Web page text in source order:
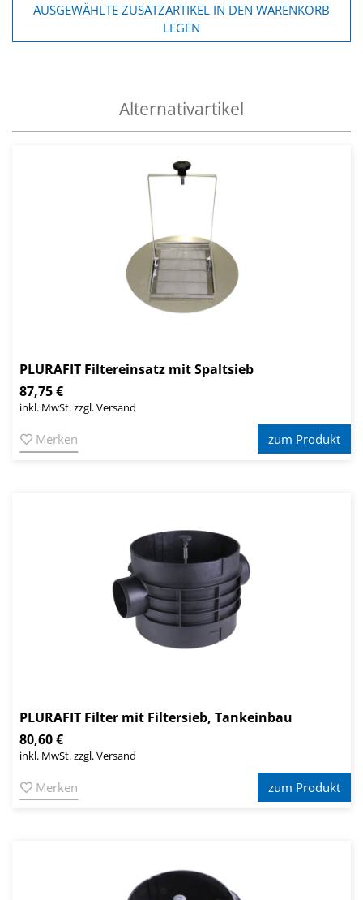
AUSGEWÄHLTE ZUSATZARTIKEL IN DEN WARENKORB
LEGEN
Alternativartikel
PLURAFIT Filtereinsatz mit Spaltsieb
87,75 €
inkl. MwSt. zzgl. Versand
Merken zum Produkt
PLURAFIT Filter mit Filtersieb, Tankeinbau
80,60 €
inkl. MwSt. zzgl. Versand
Merken zum Produkt